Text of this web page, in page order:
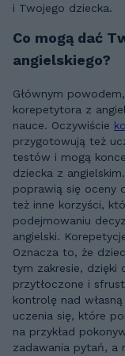
i Twojego dziecka.
Co mogą dać
angielskiego?
Głównym
korepetytora z
nauce. Oczywiście
przygotowują też
testów i mogą
dziecka z angielskim. Dzięki współpracy z korepetytorem
poprawią się oceny
też inne korzyści,
podejmowaniu
angielski. Korepetycje zachęcają do samodzielnej nauki.
Oznacza to, że
tym zakresie, dzięki
przytłoczone i
kontrolę nad własną nauką. Nabierze
uczenia się, które
na przykład
zadawania pytań, a